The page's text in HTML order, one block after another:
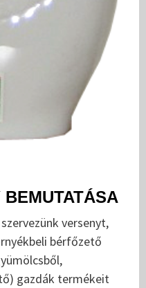
BEMUTATÁSA
versenyt,
bérfőzető
gazdák termékeit